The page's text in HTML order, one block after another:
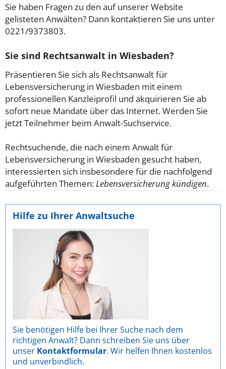
Sie haben Fragen zu den auf unserer Website
gelisteten Anwälten? Dann kontaktieren Sie uns unter
0221/9373803.
Sie sind Rechtsanwalt in Wiesbaden?
Präsentieren Sie sich als Rechtsanwalt für
Lebensversicherung in Wiesbaden mit einem
professionellen Kanzleiprofil und akquirieren Sie ab
sofort neue Mandate über das Internet. Werden Sie
jetzt Teilnehmer beim Anwalt-Suchservice.
Rechtsuchende, die nach einem Anwalt für
Lebensversicherung in Wiesbaden gesucht haben,
interessierten sich insbesondere für die nachfolgend
aufgeführten Themen:Lebensversicherung kündigen.
Hilfe zu Ihrer Anwaltsuche
Sie benötigen Hilfe bei Ihrer Suche nach dem
richtigen Anwalt? Dann schreiben Sie uns über
unser Kontaktformular. Wir helfen Ihnen kostenlos
und unverbindlich.